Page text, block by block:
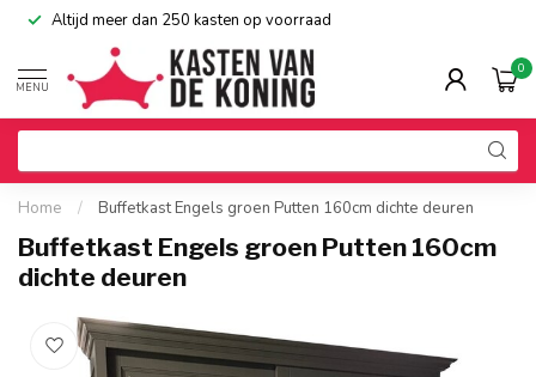
Altijd meer dan 250 kasten op voorraad
MENU
0
Home / Buffetkast Engels groen Putten 160cm dichte deuren
Buffetkast Engels groen Putten 160cm
dichte deuren